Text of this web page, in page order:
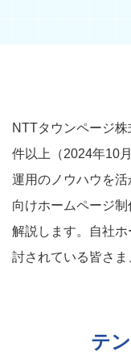
NTTタウンページ
件以上（2024年10
運用のノウハウを
向けホームページ
解説します。自社
討されている皆さま
テ